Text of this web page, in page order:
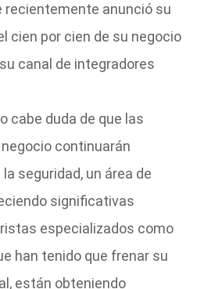
recientemente anunció su
cien por cien de su negocio
canal de integradores
cabe duda de que las
continuarán
seguridad, un área de
significativas
especializados como
han tenido que frenar su
están obteniendo